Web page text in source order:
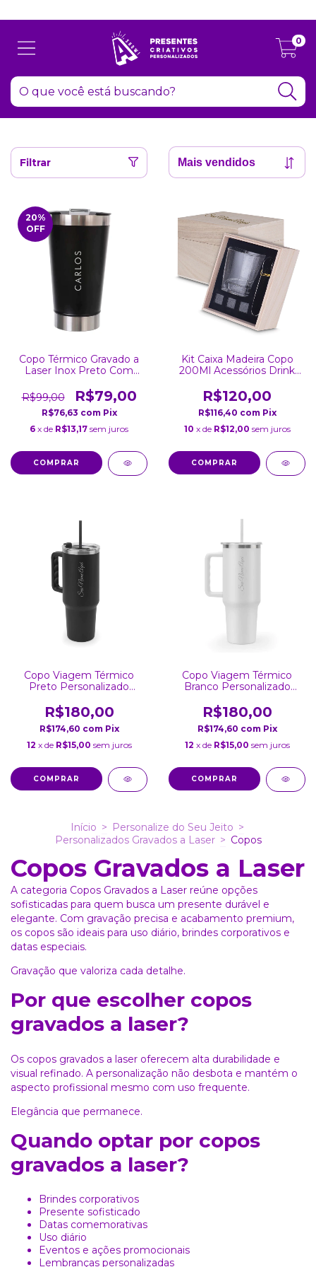
0
Filtrar
20%
OFF
Copo Térmico Gravado a
Laser Inox Preto Com
R$99,00
R$79,00
R$76,63 com Pix
6 x de R$13,17 sem juros
Kit Caixa Madeira Copo
200Ml Acessórios Drink
R$120,00
R$116,40 com Pix
10 x de R$12,00 sem juros
Copo Viagem Térmico
Preto Personalizado
R$180,00
R$174,60 com Pix
12 x de R$15,00 sem juros
Copo Viagem Térmico
Branco Personalizado
R$180,00
R$174,60 com Pix
12 x de R$15,00 sem juros
Início > Personalize do Seu Jeito >
Personalizados Gravados a Laser > Copos
Copos Gravados a Laser
A categoria Copos Gravados a Laser reúne opções
sofisticadas para quem busca um presente durável e
elegante. Com gravação precisa e acabamento premium,
os copos são ideais para uso diário, brindes corporativos e
datas especiais.
Gravação que valoriza cada detalhe.
Por que escolher copos
gravados a laser?
Os copos gravados a laser oferecem alta durabilidade e
visual refinado. A personalização não desbota e mantém o
aspecto profissional mesmo com uso frequente.
Elegância que permanece.
Quando optar por copos
gravados a laser?
Brindes corporativos
Presente sofisticado
Datas comemorativas
Uso diário
Eventos e ações promocionais
Lembranças personalizadas